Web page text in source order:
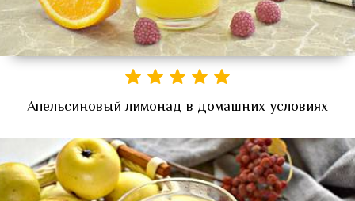
Апельсиновый лимонад в домашних условиях